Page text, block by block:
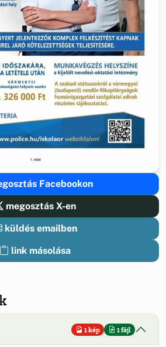
Facebookon
megosztás X-en
küldés emailben
link másolása
1 kép 1 fájl